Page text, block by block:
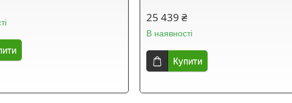
25 439 ₴
В наявності
Купити